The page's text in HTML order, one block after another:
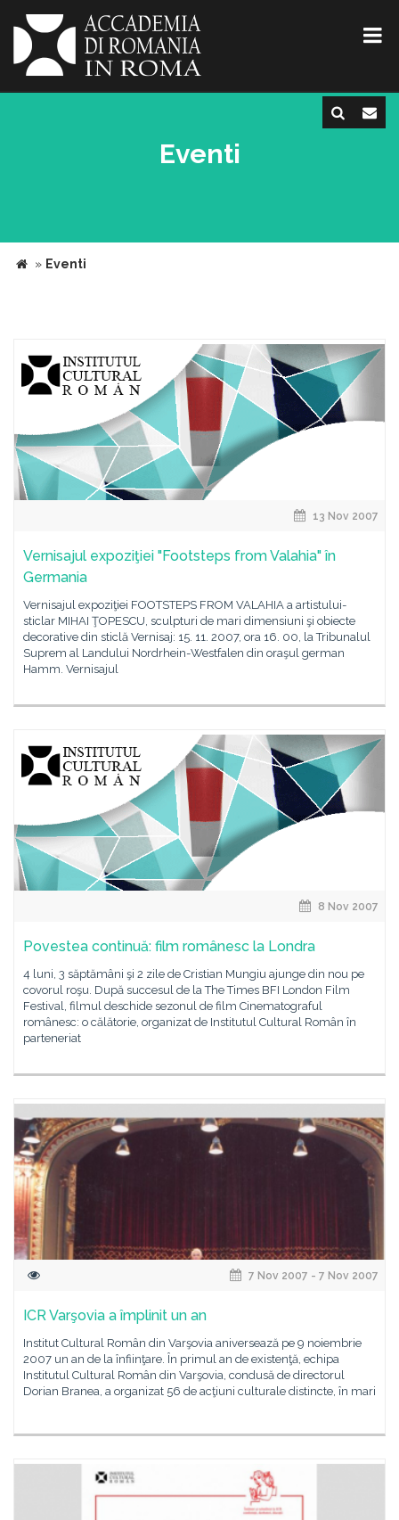
Eventi
» Eventi
13 Nov 2007
Vernisajul expoziţiei "Footsteps from Valahia" în
Germania
Vernisajul expoziţiei FOOTSTEPS FROM VALAHIA a artistului-
sticlar MIHAI ŢOPESCU, sculpturi de mari dimensiuni şi obiecte
decorative din sticlă Vernisaj: 15. 11. 2007, ora 16. 00, la Tribunalul
Suprem al Landului Nordrhein-Westfalen din oraşul german
Hamm. Vernisajul
8 Nov 2007
Povestea continuă: film românesc la Londra
4 luni, 3 săptămâni şi 2 zile de Cristian Mungiu ajunge din nou pe
covorul roşu. După succesul de la The Times BFI London Film
Festival, filmul deschide sezonul de film Cinematograful
românesc: o călătorie, organizat de Institutul Cultural Român în
parteneriat
7 Nov 2007 - 7 Nov 2007
ICR Varşovia a împlinit un an
Institut Cultural Român din Varşovia aniversează pe 9 noiembrie
2007 un an de la înfiinţare. În primul an de existenţă, echipa
Institutul Cultural Român din Varşovia, condusă de directorul
Dorian Branea, a organizat 56 de acţiuni culturale distincte, în mari